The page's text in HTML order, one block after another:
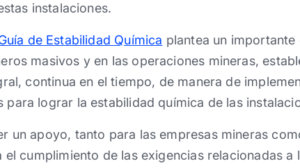
instalaciones.
de Estabilidad Química plantea un
masivos y en las operaciones mineras,
continua en el tiempo, de manera de
para lograr la estabilidad química de las
un apoyo, tanto para las empresas mineras
cumplimiento de las exigencias relacionadas a